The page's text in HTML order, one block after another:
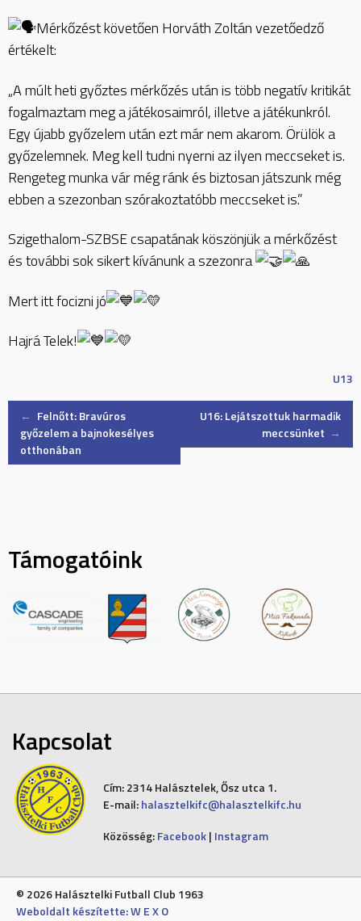
Mérkőzést követően Horváth Zoltán vezetőedző
értékelt:
„A múlt heti győztes mérkőzés után is több negatív kritikát
fogalmaztam meg a játékosaimról, illetve a játékunkról.
Egy újabb győzelem után ezt már nem akarom. Örülök a
győzelemnek. Meg kell tudni nyerni az ilyen meccseket is.
Rengeteg munka vár még ránk és biztosan játszunk még
ebben a szezonban szórakoztatóbb meccseket is.”
Szigethalom-SZBSE csapatának köszönjük a mérkőzést
és további sok sikert kívánunk a szezonra
Mert itt focizni jó
Hajrá Telek!
U13
Post
navigation
← Felnőtt: Bravúros
győzelem a bajnokesélyes
otthonában
U16: Lejátszottuk harmadik
meccsünket →
Támogatóink
Kapcsolat
Cím:2314 Halásztelek, Ősz utca 1.
E-mail: halasztelkifc@halasztelkifc.hu
Közösség: Facebook| Instagram
© 2026 Halásztelki Futball Club 1963
Weboldalt készítette: W E X O